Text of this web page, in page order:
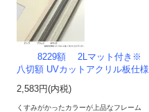
8229額 2Lマット付き※
八切額 UVカットアクリル板仕様
2,583円(内税)
くすみがかったカラーが上品なフレーム